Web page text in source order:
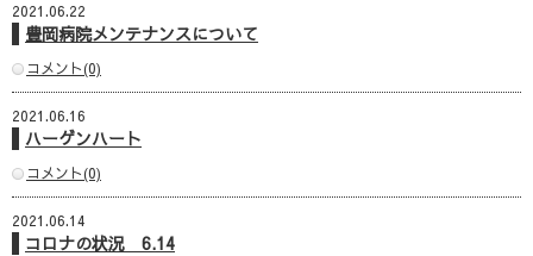
スタッフブログ
お問い合わせ
2021.06.22
豊岡病院メンテナンスについて
コメント(0)
2021.06.16
ハーゲンハート
コメント(0)
2021.06.14
コロナの状況 6.14